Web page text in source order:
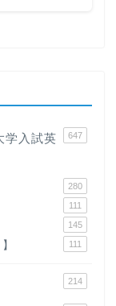
学入試英
647
280
111
145
111
214